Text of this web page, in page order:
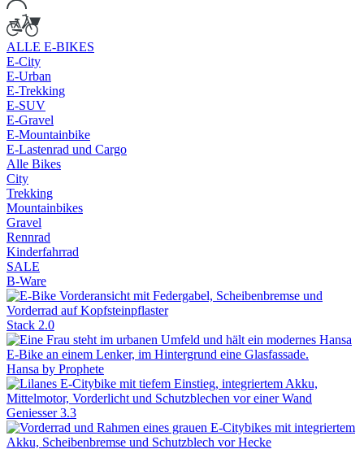
ALLE E-BIKES
E-City
E-Urban
E-Trekking
E-SUV
E-Gravel
E-Mountainbike
E-Lastenrad und Cargo
Alle Bikes
City
Trekking
Mountainbikes
Gravel
Rennrad
Kinderfahrrad
SALE
B-Ware
Stack 2.0
Hansa by Prophete
Geniesser 3.3